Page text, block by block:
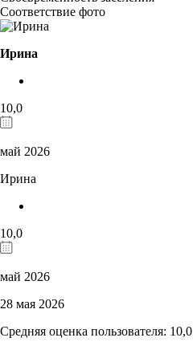
Соответствие фото
Ирина
10,0
май 2026
Ирина
10,0
май 2026
28 мая 2026
Средняя оценка пользователя: 10,0